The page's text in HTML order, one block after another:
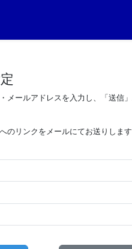
メールアドレスを入力し、「送信
のリンクをメールにてお送りします